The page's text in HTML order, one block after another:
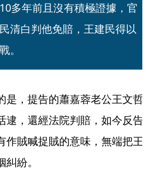
多年前且沒有積極證據，官
清白判他免賠，王建民得以
。
是，提告的蕭嘉蓉老公王文哲
逮，還經法院判賠，如今反告
作賊喊捉賊的意味，無端把王
紛。